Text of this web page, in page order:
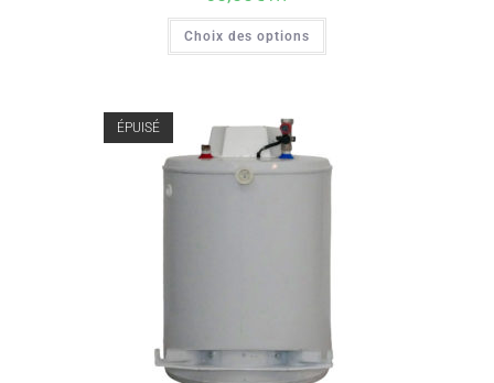
Choix des options
ÉPUISÉ